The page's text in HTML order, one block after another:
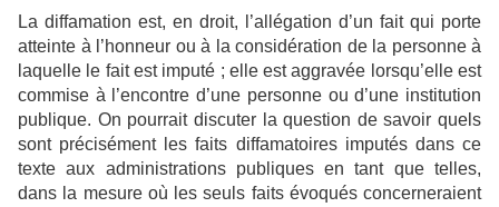
La diffamation est, en droit, l’allégation d’un fait qui porte
atteinte à l’honneur ou à la considération de la personne à
laquelle le fait est imputé ; elle est aggravée lorsqu’elle est
commise à l’encontre d’une personne ou d’une institution
publique. On pourrait discuter la question de savoir quels
sont précisément les faits diffamatoires imputés dans ce
texte aux administrations publiques en tant que telles,
dans la mesure où les seuls faits évoqués concerneraient